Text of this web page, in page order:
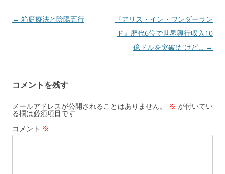
投
ー
シ
ョ
ン
← 箱庭療法と陰陽五行
『アリス・イン・ワンダーラン
ド』歴代6位で世界興行収入10
億ドルを突破!だけど… →
コメントを残す
メールアドレスが公開されることはありません。 ※ が付いてい
る欄は必須項目です
コメント ※